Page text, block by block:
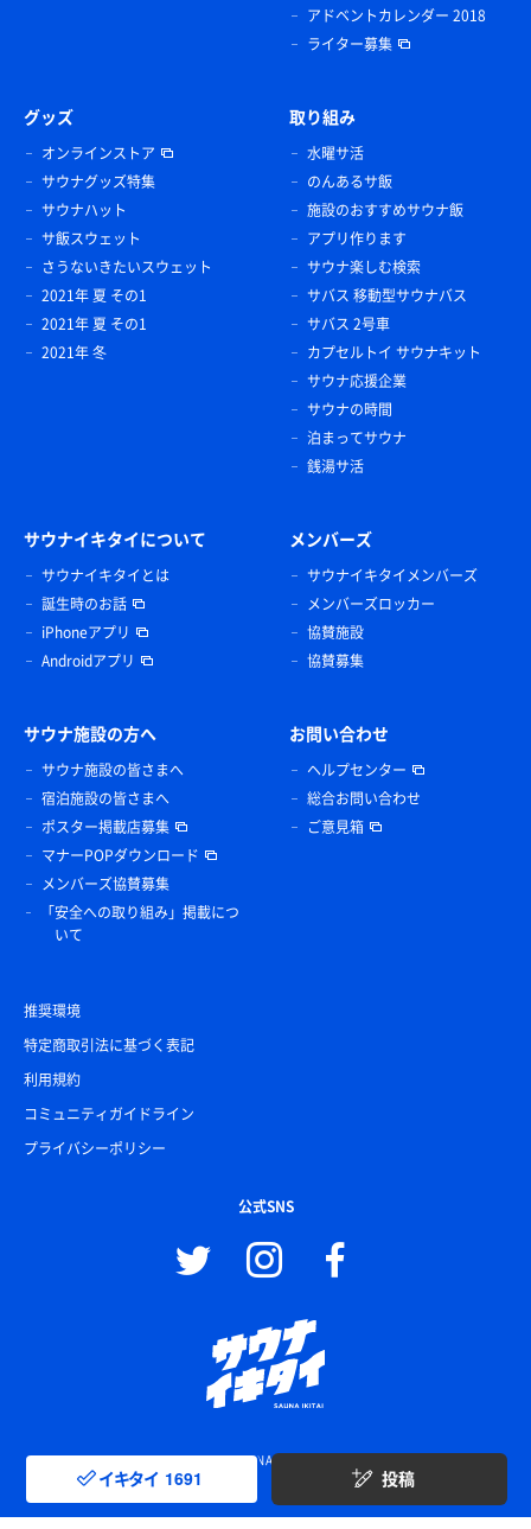
イキタイ 1691 投稿
アドベントカレンダー 2018
ライター募集
グッズ
オンラインストア
サウナグッズ特集
サウナハット
サ飯スウェット
さうないきたいスウェット
2021年 夏 その1
2021年 夏 その1
2021年 冬
取り組み
水曜サ活
のんあるサ飯
施設のおすすめサウナ飯
アプリ作ります
サウナ楽しむ検索
サバス 移動型サウナバス
サバス 2号車
カプセルトイ サウナキット
サウナ応援企業
サウナの時間
泊まってサウナ
銭湯サ活
サウナイキタイについて
サウナイキタイとは
誕生時のお話
iPhoneアプリ
Androidアプリ
メンバーズ
サウナイキタイメンバーズ
メンバーズロッカー
協賛施設
協賛募集
サウナ施設の方へ
サウナ施設の皆さまへ
宿泊施設の皆さまへ
ポスター掲載店募集
マナーPOPダウンロード
メンバーズ協賛募集
「安全への取り組み」掲載につ
いて
お問い合わせ
ヘルプセンター
総合お問い合わせ
ご意見箱
推奨環境
特定商取引法に基づく表記
利用規約
コミュニティガイドライン
プライバシーポリシー
公式SNS
© SAUNA IKITAI